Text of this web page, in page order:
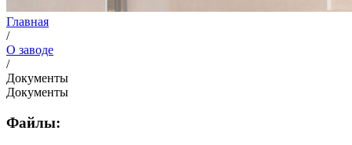
Главная
/
О заводе
/
Документы
Документы
Файлы: